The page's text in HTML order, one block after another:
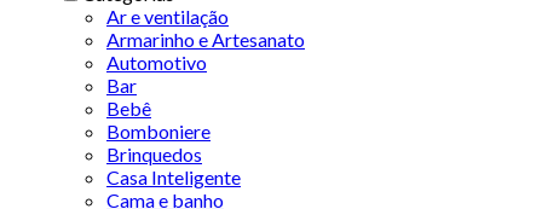
Ar e ventilação
Armarinho e Artesanato
Automotivo
Bar
Bebê
Bomboniere
Brinquedos
Casa Inteligente
Cama e banho